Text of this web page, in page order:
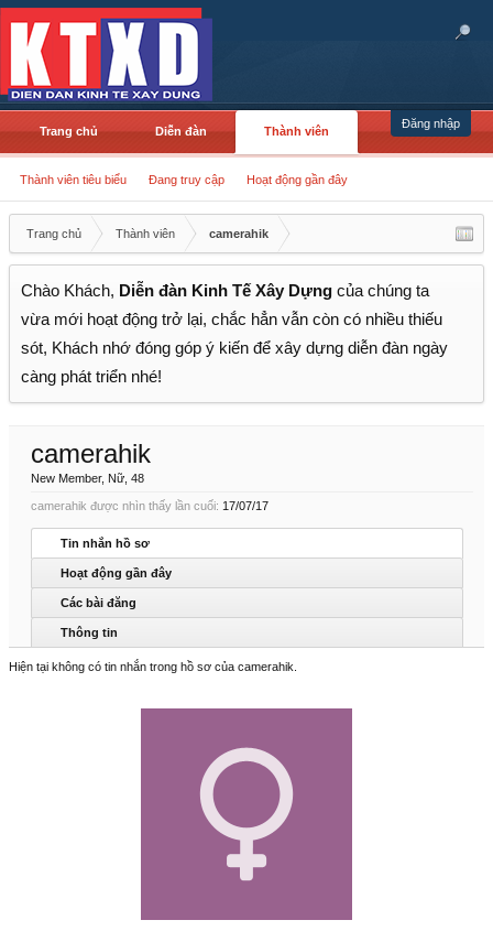
Đăng nhập
Trang chủ Diễn đàn Thành viên
Thành viên tiêu biểu Đang truy cập Hoạt động gần đây
Trang chủ Thành viên camerahik
Chào Khách, Diễn đàn Kinh Tế Xây Dựng của chúng ta
vừa mới hoạt động trở lại, chắc hẳn vẫn còn có nhiều thiếu
sót, Khách nhớ đóng góp ý kiến để xây dựng diễn đàn ngày
càng phát triển nhé!
camerahik
New Member, Nữ, 48
camerahik được nhìn thấy lần cuối: 17/07/17
Tin nhắn hồ sơ
Hoạt động gần đây
Các bài đăng
Thông tin
Hiện tại không có tin nhắn trong hồ sơ của camerahik.